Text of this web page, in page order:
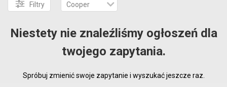
Filtry Cooper
Niestety nie znaleźliśmy ogłoszeń dla
twojego zapytania.
Spróbuj zmienić swoje zapytanie i wyszukać jeszcze raz.